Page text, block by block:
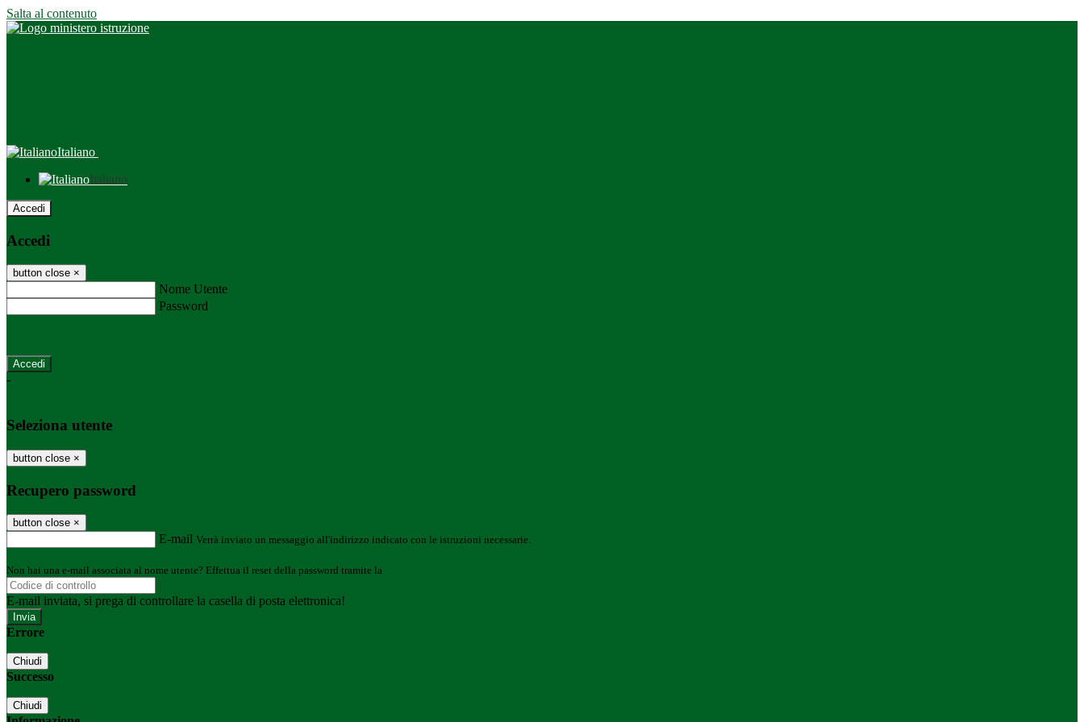
Salta al contenuto
Italiano
Italiano
Accedi
Accedi
button close ×
Nome Utente
Password
-
Seleziona utente
button close ×
Recupero password
button close ×
E-mail Verrà inviato un messaggio all'indirizzo indicato con le istruzioni necessarie.
Non hai una e-mail associata al nome utente? Effettua il reset della password tramite la
E-mail inviata, si prega di controllare la casella di posta elettronica!
Errore
Chiudi
Successo
Chiudi